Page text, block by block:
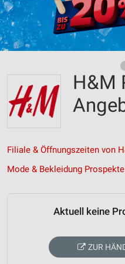
H&M
Filiale & Öffnungszeiten von
Mode & Bekleidung Prospekte
Aktuell keine
ZUR